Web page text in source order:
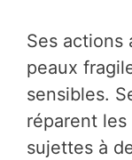
Ses actions
peaux
sensibles.
réparent
sujettes à